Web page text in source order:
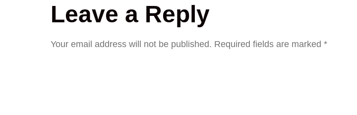
Leave a Reply
Your email address will not be published. Required fields are marked *